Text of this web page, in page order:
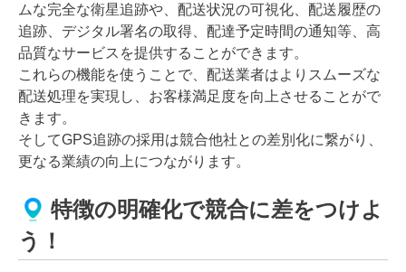
ムな完全な衛星追跡や、配送状況の可視化、配送履歴の
追跡、デジタル署名の取得、配達予定時間の通知等、高
品質なサービスを提供することができます。
これらの機能を使うことで、配送業者はよりスムーズな
配送処理を実現し、お客様満足度を向上させることがで
きます。
そしてGPS追跡の採用は競合他社との差別化に繋がり、
更なる業績の向上につながります。
特徴の明確化で競合に差をつけよ
う！